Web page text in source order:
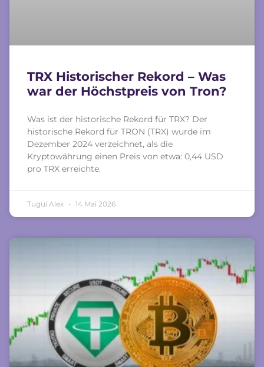
TRX Historischer Rekord – Was
war der Höchstpreis von Tron?
Was ist der historische Rekord für TRX? Der
historische Rekord für TRON (TRX) wurde im
Dezember 2024 verzeichnet, als die
Kryptowährung einen Preis von etwa: 0,44 USD
pro TRX erreichte.
Tugui Alex 14 Mai 2026